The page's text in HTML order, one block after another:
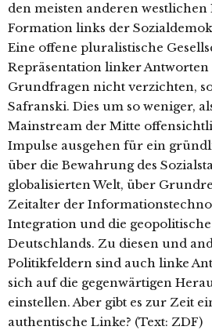
den meisten anderen
Formation links der
Eine offene pluralistische
Repräsentation linker
Grundfragen nicht verzichten,
Safranski. Dies um so weniger,
Mainstream der Mitte
Impulse ausgehen für ein
über die Bewahrung des
globalisierten Welt, über
Zeitalter der
Integration und die
Deutschlands. Zu diesen und
Politikfeldern sind auch linke
sich auf die gegenwärtigen
einstellen. Aber gibt es zur Zeit
authentische Linke? (Text: ZDF)